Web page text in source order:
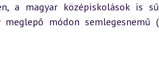
a magyar középiskolások is
módon semlegesnemű